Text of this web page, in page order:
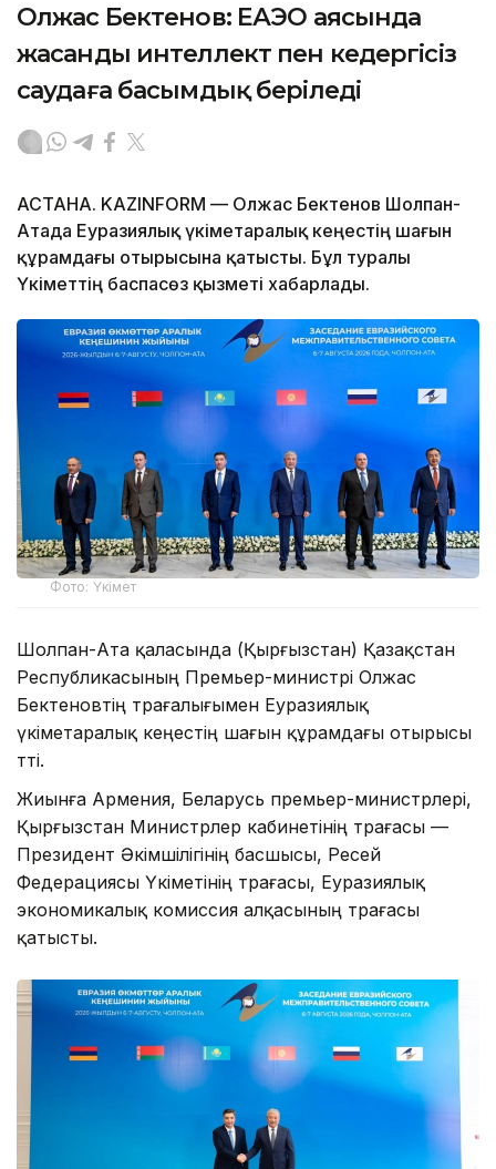
Олжас Бектенов: ЕАЭО аясында
жасанды интеллект пен кедергісіз
саудаға басымдық беріледі
АСТАНА. KAZINFORM — Олжас Бектенов Шолпан-
Атада Еуразиялық үкіметаралық кеңестің шағын
құрамдағы отырысына қатысты. Бұл туралы
Үкіметтің баспасөз қызметі хабарлады.
Фото: Үкімет
Шолпан-Ата қаласында (Қырғызстан) Қазақстан
Республикасының Премьер-министрі Олжас
Бектеновтің төрағалығымен Еуразиялық
үкіметаралық кеңестің шағын құрамдағы отырысы
өтті.
Жиынға Армения, Беларусь премьер-министрлері,
Қырғызстан Министрлер кабинетінің төрағасы —
Президент Әкімшілігінің басшысы, Ресей
Федерациясы Үкіметінің төрағасы, Еуразиялық
экономикалық комиссия алқасының төрағасы
қатысты.